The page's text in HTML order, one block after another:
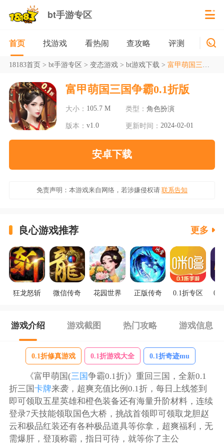
bt手游专区
首页 找游戏 看热闹 查攻略 评测 新游
18183首页> bt手游专区 > 变态游戏> bt游戏下载> 富甲萌国三国争霸0.1折版
富甲萌国三国争霸0.1折版
大小： 105.7 M 类型： 角色扮演
版本：v1.0 更新时间： 2024-02-01
安卓下载
免责声明：本游戏来自网络，若涉嫌侵权请 联系告知
良心游戏推荐 更多
狂龙怒斩 微信传奇 花园世界 正版传奇 0.1折专区
游戏介绍 游戏截图 热门攻略 游戏信息
0.1折修真游戏 0.1折游戏大全 0.1折奇迹mu
《富甲萌国(三国争霸0.1折)》重回三国，全新0.1
折三国卡牌来袭，超爽充值比例0.1折，每日上线签到
即可领取五星英雄和橙色装备还有海量升阶材料，连续
登录7天技能领取国色大桥，挑战首领即可领取龙胆赵
云和极品红装还有各种极品道具等你拿，超爽福利，无
需爆肝，登顶称霸，指日可待，就等你了主公